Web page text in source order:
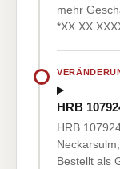
mehr
HRB
HRB
Bestellt als